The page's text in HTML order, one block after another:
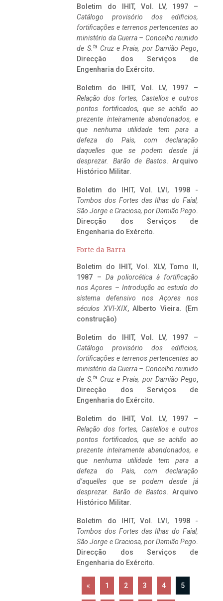
Boletim do IHIT, Vol. LV, 1997 –
Catálogo provisório dos edificios,
fortificações e terrenos pertencentes ao
ministério da Guerra – Concelho reunido
de S. ta Cruz e Praia, por Damião Pego,
Direcção dos Serviços de
Engenharia do Exército.
Boletim do IHIT, Vol. LV, 1997 –
Relação dos fortes, Castellos e outros
pontos fortificados, que se achão ao
prezente inteiramente abandonados, e
que nenhuma utilidade tem para a
defeza do Pais, com declaração
daquelles que se podem desde já
desprezar. Barão de Bastos. Arquivo
Histórico Militar.
Boletim do IHIT, Vol. LVI, 1998 -
Tombos dos Fortes das Ilhas do Faial,
São Jorge e Graciosa, por Damião Pego.
Direcção dos Serviços de
Engenharia do Exército.
Forte da Barra
Boletim do IHIT, Vol. XLV, Tomo II,
1987 – Da poliorcética à fortificação
nos Açores – Introdução ao estudo do
sistema defensivo nos Açores nos
séculos XVI-XIX, Alberto Vieira. (Em
construção)
Boletim do IHIT, Vol. LV, 1997 –
Catálogo provisório dos edificios,
fortificações e terrenos pertencentes ao
ministério da Guerra – Concelho reunido
de S. ta Cruz e Praia, por Damião Pego,
Direcção dos Serviços de
Engenharia do Exército.
Boletim do IHIT, Vol. LV, 1997 –
Relação dos fortes, Castellos e outros
pontos fortificados, que se achão ao
prezente inteiramente abandonados, e
que nenhuma utilidade tem para a
defeza do Pais, com declaração
d’aquelles que se podem desde já
desprezar. Barão de Bastos. Arquivo
Histórico Militar.
Boletim do IHIT, Vol. LVI, 1998 -
Tombos dos Fortes das Ilhas do Faial,
São Jorge e Graciosa, por Damião Pego.
Direcção dos Serviços de
Engenharia do Exército.
« 1 2 3 4 5